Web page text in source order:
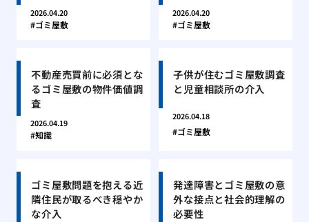
2026.04.20
ゴミ屋敷
2026.04.20
ゴミ屋敷
不動産売買前に必須とな
るゴミ屋敷の物件価値調
査
2026.04.19
知識
子供が住むゴミ屋敷調査
と児童相談所の介入
2026.04.18
ゴミ屋敷
ゴミ屋敷問題を抱える近
隣住民が取るべき穏やか
な介入
発達障害とゴミ屋敷の意
外な接点と社会的理解の
必要性